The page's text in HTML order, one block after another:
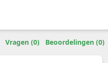
Vragen (0) Beoordelingen (0)